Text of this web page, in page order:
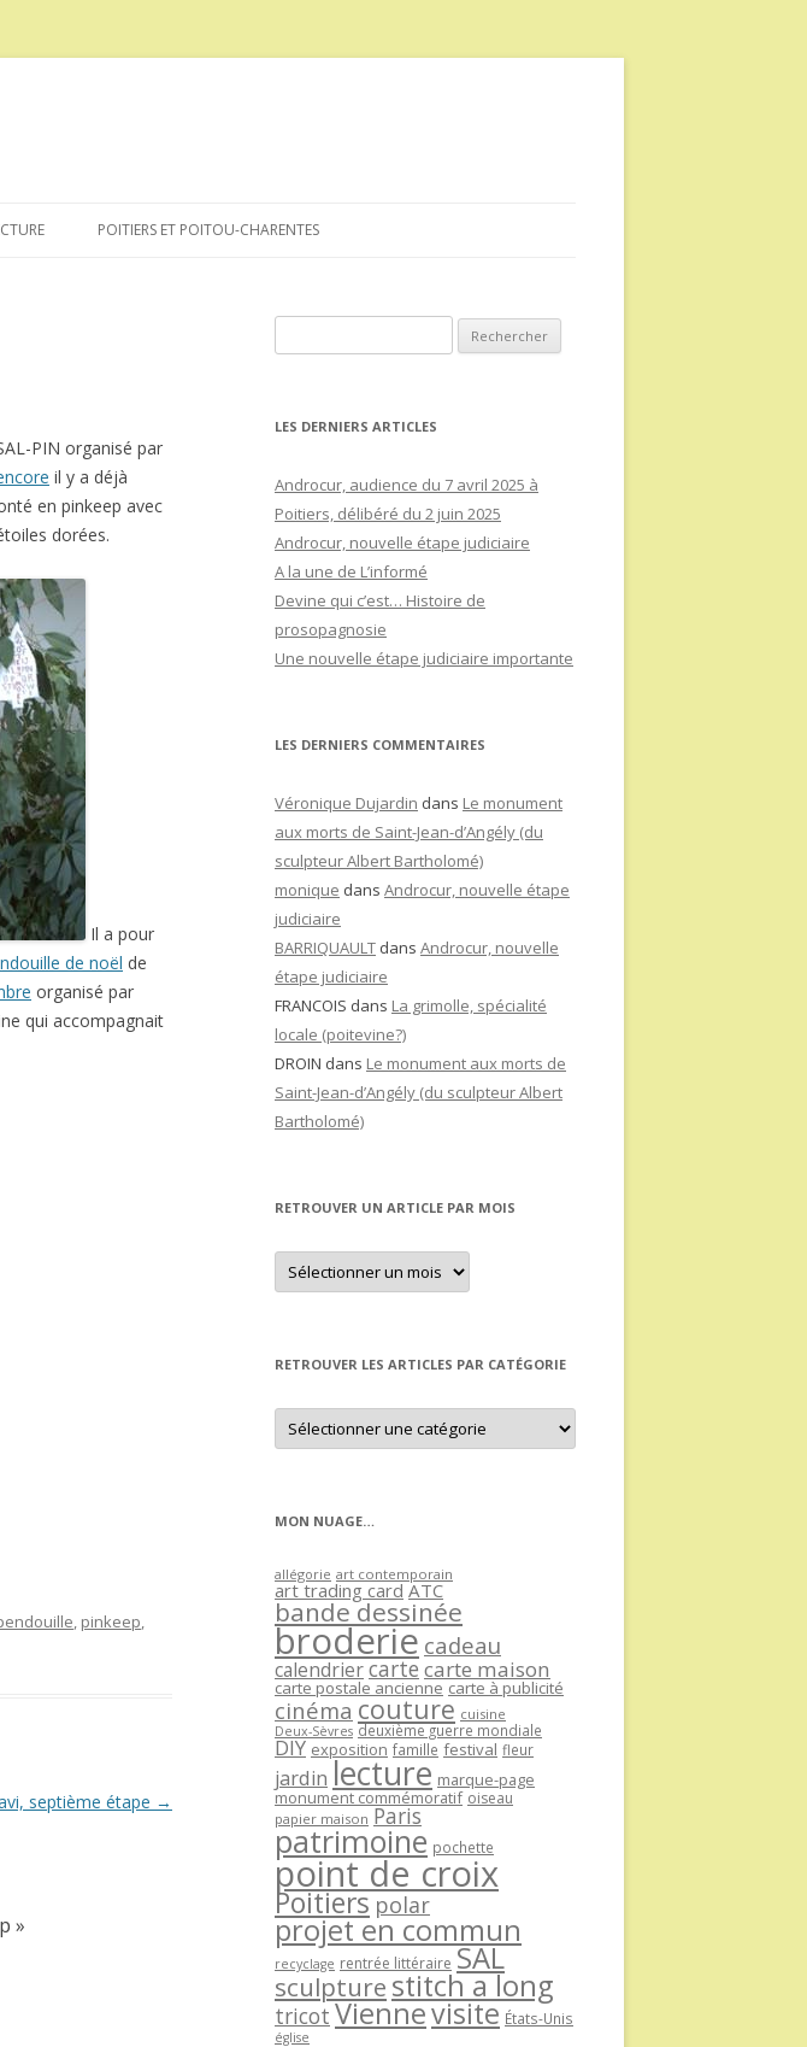
POITIERS ET POITOU-CHARENTES
PIN organisé par
il y a déjà
en pinkeep avec
dorées.
Il a pour
de noël de
organisé par
qui accompagnait
, pinkeep,
septième étape →
»
LES DERNIERS ARTICLES
Androcur, audience du 7 avril 2025 à
Poitiers, délibéré du 2 juin 2025
Androcur, nouvelle étape judiciaire
A la une de L’informé
Devine qui c’est… Histoire de
prosopagnosie
Une nouvelle étape judiciaire importante
LES DERNIERS COMMENTAIRES
Véronique Dujardin dans Le monument
aux morts de Saint-Jean-d’Angély (du
sculpteur Albert Bartholomé)
monique dans Androcur, nouvelle étape
judiciaire
BARRIQUAULT dans Androcur, nouvelle
étape judiciaire
FRANCOIS dans La grimolle, spécialité
locale (poitevine?)
DROIN dans Le monument aux morts de
Saint-Jean-d’Angély (du sculpteur Albert
Bartholomé)
RETROUVER UN ARTICLE PAR MOIS
Retrouver
un
article
RETROUVER LES ARTICLES PAR CATÉGORIE
Retrouver
les
articles
MON NUAGE…
allégorie art contemporain
art trading card ATC
bande dessinée
broderie cadeau
calendriercartecarte maison
carte postale ancienne carte à publicité
cinéma couture cuisine
Deux-Sèvres deuxième guerre mondiale
DIY exposition famille festival fleur
jardin lecture marque-page
monument commémoratif oiseau
papier maison Paris
patrimoine pochette
point de croix
Poitiers polar
projet en commun
recyclage rentrée littéraire SAL
sculpture stitch a long
tricot Viennevisite États-Unis
église